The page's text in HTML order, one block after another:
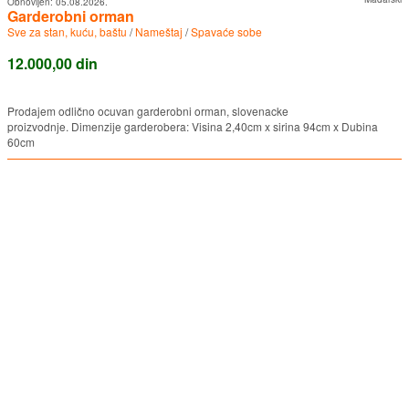
Garderobni orman
Sve za stan, kuću, baštu /Nameštaj /Spavaće sobe
12.000,00 din
Prodajem odlično ocuvan garderobni orman, slovenacke
proizvodnje. Dimenzije garderobera: Visina 2,40cm x sirina 94cm x Dubina
60cm